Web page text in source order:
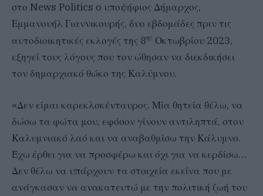
στο News Politics o υποψήφιος Δήμαρχος,
Εμμανουήλ Γιαννικουρής, δυο εβδομάδες πριν τις
αυτοδιοικητικές εκλογές της 8ης Οκτωβρίου 2023,
εξηγεί τους λόγους που τον ώθησαν να διεκδικήσει
τον δημαρχιακό θώκο της Καλύμνου.
«Δεν είμαι καρεκλοκένταυρος. Μία θητεία θέλω, να
δώσω τα φώτα μου, εφόσον γίνουν αντιληπτά, στον
Καλυμνιακό λαό και να αναβαθμίσω την Κάλυμνο.
Έχω έρθει για να προσφέρω και όχι για να κερδίσω…
Δεν θέλω να υπάρχουν τα στοιχεία εκείνα που με
ανάγκασαν να ανακατευτώ με την πολιτική ζωή του